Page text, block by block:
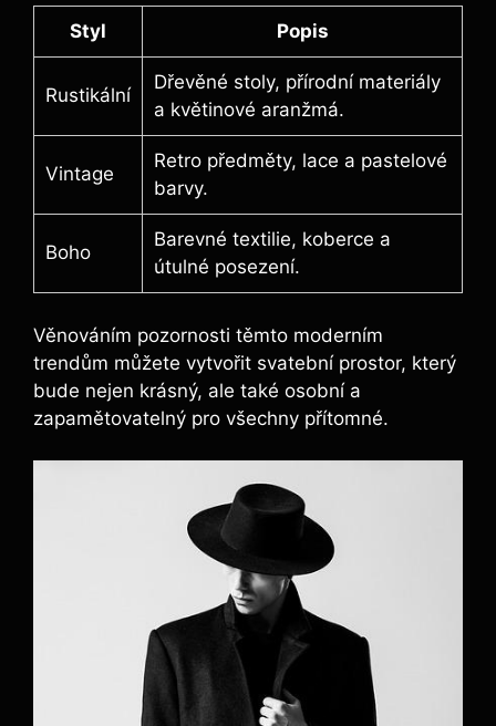
Styl Popis
Rustikální
Dřevěné stoly, přírodní materiály
a květinové aranžmá.
Vintage
Retro předměty, lace a pastelové
barvy.
Boho
Barevné textilie, koberce a
útulné posezení.
Věnováním pozornosti těmto moderním
trendům můžete vytvořit svatební prostor, který
bude nejen krásný, ale také osobní a
zapamětovatelný pro všechny přítomné.